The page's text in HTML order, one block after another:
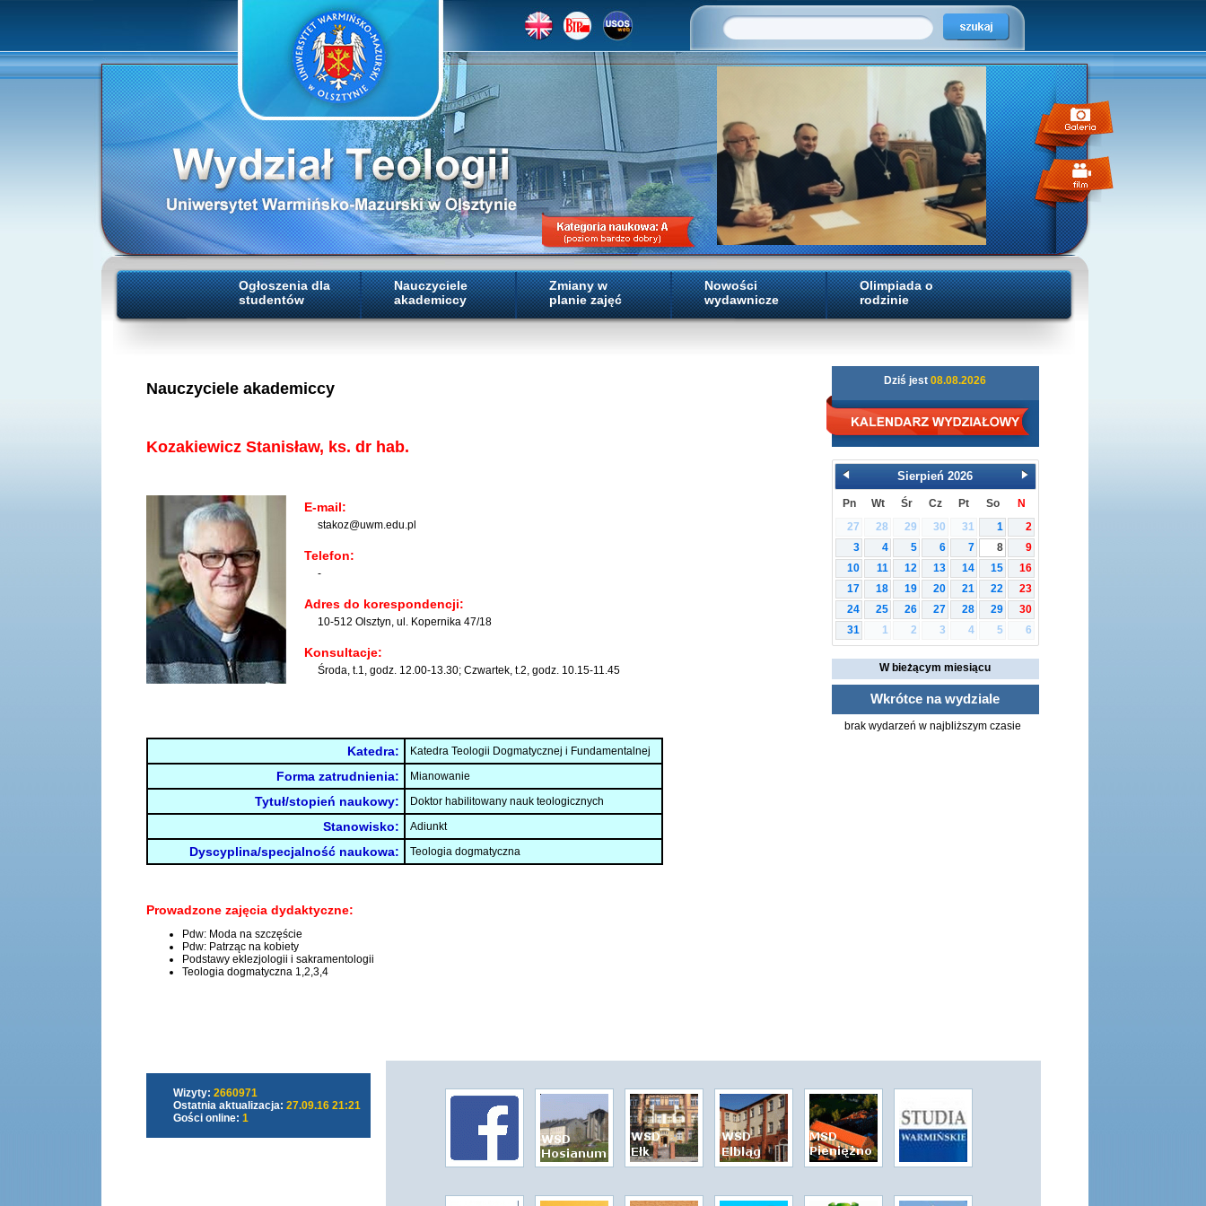
Ogłoszenia dla
studentów
Nauczyciele
akademiccy
Zmiany w
planie zajęć
Nowości
wydawnicze
Olimpiada o
rodzinie
Nauczyciele akademiccy
Kozakiewicz Stanisław, ks. dr hab.
E-mail:
stakoz@uwm.edu.pl
Telefon:
-
Adres do korespondencji:
10-512 Olsztyn, ul. Kopernika 47/18
Konsultacje:
Środa, t.1, godz. 12.00-13.30; Czwartek, t.2, godz. 10.15-11.45
Katedra: Katedra Teologii Dogmatycznej i Fundamentalnej
Forma zatrudnienia: Mianowanie
Tytuł/stopień naukowy: Doktor habilitowany nauk teologicznych
Stanowisko: Adiunkt
Dyscyplina/specjalność naukowa: Teologia dogmatyczna
Prowadzone zajęcia dydaktyczne:
Pdw: Moda na szczęście
Pdw: Patrząc na kobiety
Podstawy eklezjologii i sakramentologii
Teologia dogmatyczna 1,2,3,4
Dziś jest 08.08.2026
Sierpień 2026
Pn Wt Śr Cz Pt So
N
27
28 29 30 31 1
2
3
4 5 6 7 8
9
10
11 12 13 14 15
16
17
18 19 20 21 22
23
24
25 26 27 28 29
30
31
1 2 3 4 5 6
W bieżącym miesiącu
Wkrótce na wydziale
brak wydarzeń w najbliższym czasie
Wizyty: 2660971
Ostatnia aktualizacja: 27.09.16 21:21
Gości online: 1